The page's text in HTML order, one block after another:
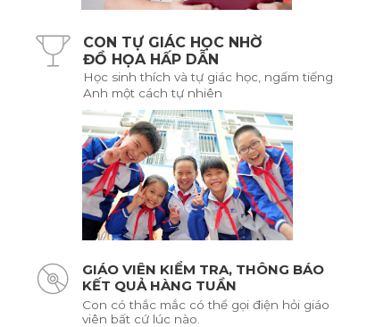
CON TỰ GIÁC HỌC NHỜ
ĐỒ HỌA HẤP DẪN
Học sinh thích và tự giác học, ngấm tiếng
Anh một cách tự nhiên
GIÁO VIÊN KIỂM TRA, THÔNG BÁO
KẾT QUẢ HÀNG TUẦN
Con có thắc mắc có thể gọi điện hỏi giáo
viên bất cứ lúc nào.